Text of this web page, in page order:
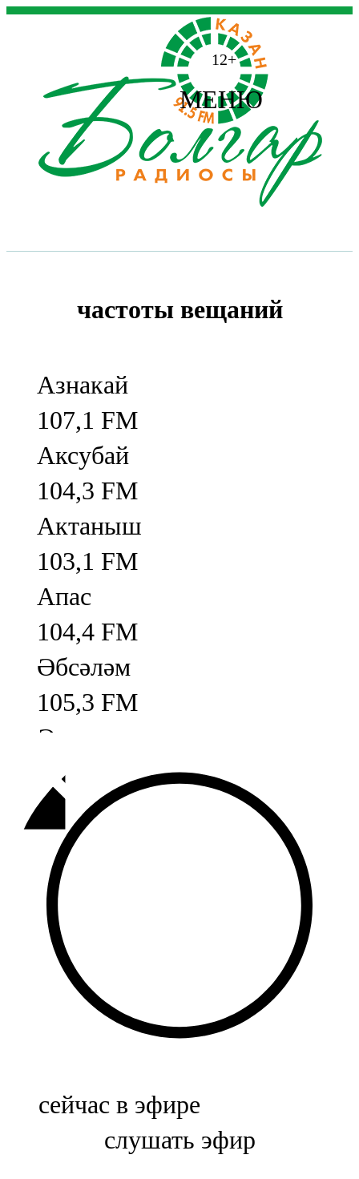
12+
МЕНЮ
частоты вещаний
Азнакай
107,1 FM
Аксубай
104,3 FM
Актаныш
103,1 FM
Апас
104,4 FM
Әбсәләм
105,3 FM
Әлмәт
92,9 FM
Базарлы матак
107,1 FM
Балык бистәсе
104,9 FM
Баулы
107,5 FM
Биләр
Болгар
сейчас в эфире
слушать эфир